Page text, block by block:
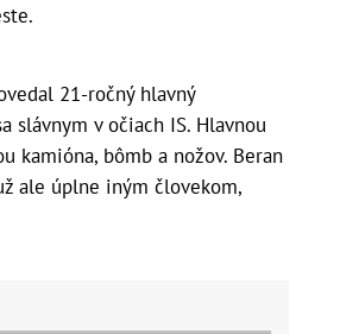
21-ročný hlavný
slávnym v očiach IS. Hlavnou
kamióna, bômb a nožov. Beran
ale úplne iným človekom,